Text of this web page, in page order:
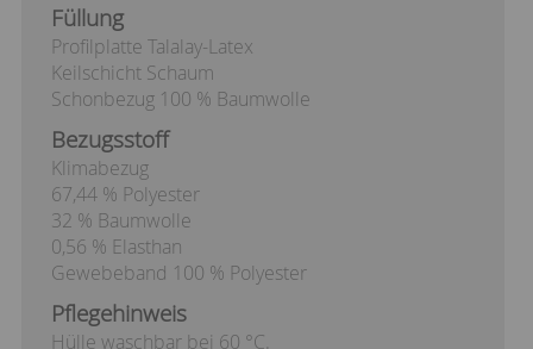
Füllung
Profilplatte Talalay-Latex
Keilschicht Schaum
Schonbezug 100 % Baumwolle
Bezugsstoff
Klimabezug
67,44 % Polyester
32 % Baumwolle
0,56 % Elasthan
Gewebeband 100 % Polyester
Pflegehinweis
Hülle waschbar bei 60 °C.